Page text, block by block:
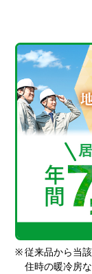
※ 従来品から当
住時の暖冷房